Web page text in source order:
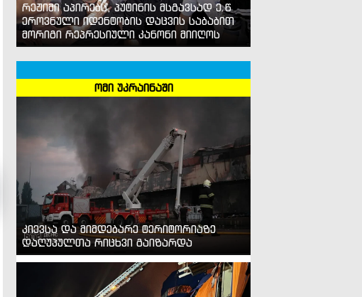
რეჟიმი აპირებს, პუტინის მსგავსად ე.წ
ეროვნული იდენტობის დაცვის საბაბით
მორიგი რეპრესიული კანონი მიიღოს
ომი უკრაინაში
კიევსა და მიმდებარე ტერიტორიაზე
დაღუპულთა რიცხვი გაიზარდა